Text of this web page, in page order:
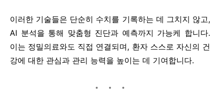
이러한 기술들은 단순히 수치를 기록하는 데 그치지 않고,
AI 분석을 통해 맞춤형 진단과 예측까지 가능케 합니다.
이는 정밀의료와도 직접 연결되며, 환자 스스로 자신의 건
강에 대한 관심과 관리 능력을 높이는 데 기여합니다.